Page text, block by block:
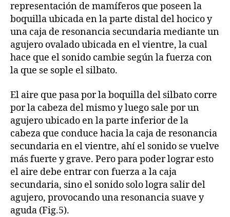
representación de mamíferos que poseen la
boquilla ubicada en la parte distal del hocico y
una caja de resonancia secundaria mediante un
agujero ovalado ubicada en el vientre, la cual
hace que el sonido cambie según la fuerza con
la que se sople el silbato.
El aire que pasa por la boquilla del silbato corre
por la cabeza del mismo y luego sale por un
agujero ubicado en la parte inferior de la
cabeza que conduce hacia la caja de resonancia
secundaria en el vientre, ahí el sonido se vuelve
más fuerte y grave. Pero para poder lograr esto
el aire debe entrar con fuerza a la caja
secundaria, sino el sonido solo logra salir del
agujero, provocando una resonancia suave y
aguda (Fig.5).